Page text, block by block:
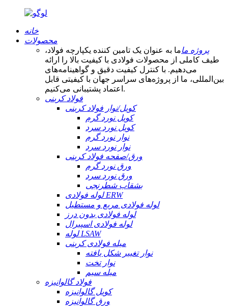
خانه
محصولات
پروژه ماما به عنوان یک تامین کننده یکپارچه فولاد،
طیف کاملی از محصولات فولادی با کیفیت بالا را ارائه
می‌دهیم. با کنترل کیفیت دقیق و گواهینامه‌های
بین‌المللی، ما از پروژه‌های سراسر جهان با کیفیتی قابل
اعتماد پشتیبانی می‌کنیم.
فولاد کربنی
کویل/نوار فولاد کربنی
کویل نورد گرم
کویل نورد سرد
نوار نورد گرم
نوار نورد سرد
ورق/صفحه فولاد کربنی
ورق نورد گرم
ورق نورد سرد
بشقاب شطرنجی
لوله فولادی ERW
لوله فولادی مربع و مستطیل
لوله فولادی بدون درز
لوله فولادی اسپیرال
لوله LSAW
میله فولادی کربنی
نوار تغییر شکل یافته
نوار تخت
میله سیم
فولاد گالوانیزه
کویل گالوانیزه
ورق گالوانیزه